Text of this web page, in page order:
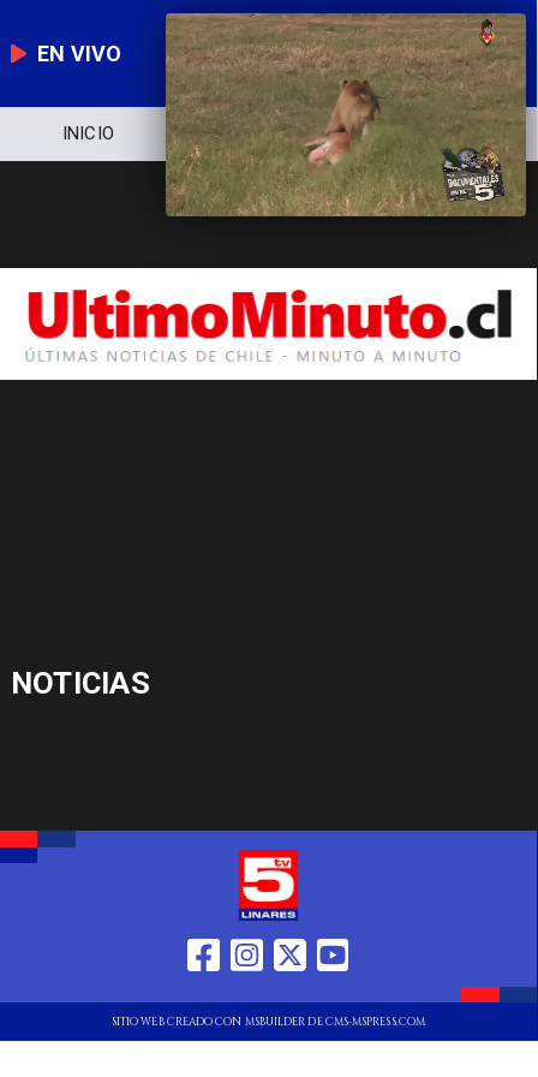
EN VIVO
INICIO NOTICIERO POLÍTICA
NOTICIAS
SITIO WEB CREADO CON MSBUILDER DE CMS-MSPRESS.COM